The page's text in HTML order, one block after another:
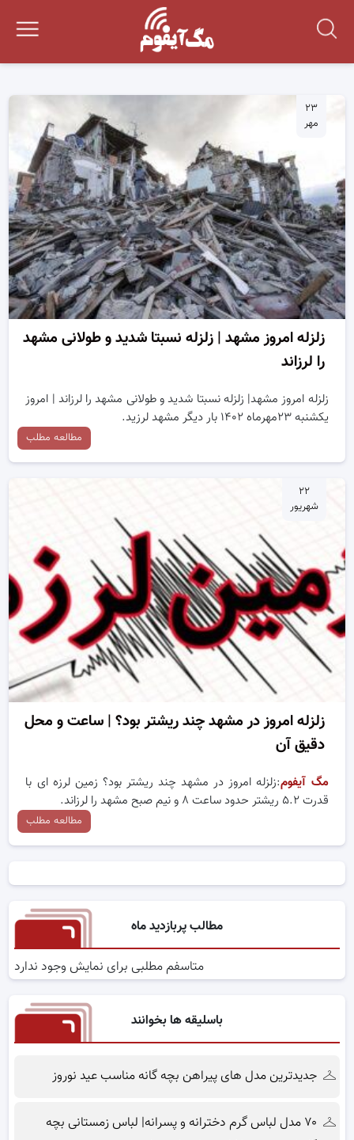
۲۳
مهر
زلزله امروز مشهد | زلزله نسبتا شدید و طولانی مشهد
را لرزاند
زلزله امروز مشهد| زلزله نسبتا شدید و طولانی مشهد را لرزاند | امروز
یکشنبه ۲۳مهرماه ۱۴۰۲ بار دیگر مشهد لرزید.
مطالعه مطلب
۲۲
شهریور
زلزله امروز در مشهد چند ریشتر بود؟ | ساعت و محل
دقیق آن
مگ آیفوم:زلزله امروز در مشهد چند ریشتر بود؟ زمین لرزه ای با
قدرت ۵.۲ ریشتر حدود ساعت ۸ و نیم صبح مشهد را لرزاند.
مطالعه مطلب
مطالب پربازدید ماه
متاسفم مطلبی برای نمایش وجود ندارد
باسلیقه ها بخوانند
جدیدترین مدل های پیراهن بچه گانه مناسب عید نوروز
۷۰ مدل لباس گرم دخترانه و پسرانه| لباس زمستانی بچه